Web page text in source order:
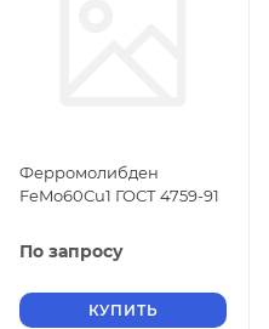
Ферромолибден
FeMo60Cu1 ГОСТ 4759-91
По запросу
КУПИТЬ